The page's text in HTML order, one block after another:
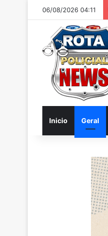
06/08/2026 04:11
Inicio Geral